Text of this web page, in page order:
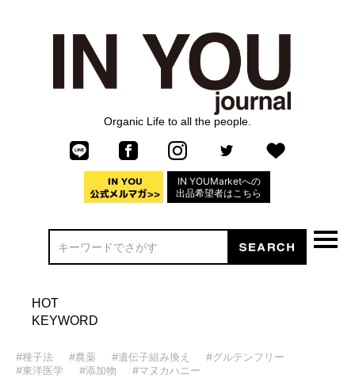
Organic Life to all the people.
IN YOUMarketへの
出品希望者はこちら
HOT
KEYWORD
#種子法 #農薬 #遺伝子組み換え
#グルテンフリー
#東洋医学
#添加物 #マヌカハニー